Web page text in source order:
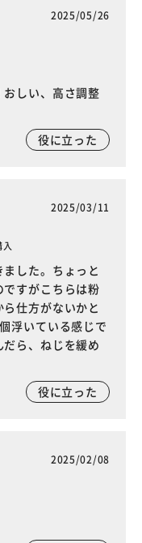
2025/05/26
しい、高さ調整
役に立った
2025/03/11
入
した。ちょっと
すがこちらは粉
仕方がないかと
浮いている感じで
ら、ねじを緩め
役に立った
2025/02/08